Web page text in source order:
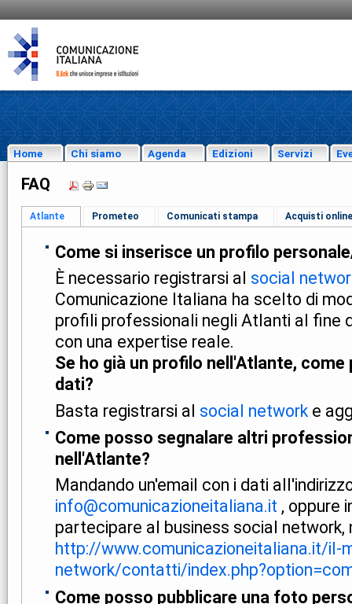
Home Chi siamo Agenda Edizioni Servizi
FAQ
Atlante Prometeo Comunicati stampa Acquisti online
Come si inserisce un profilo
È necessario registrarsi al social
Comunicazione Italiana ha scelto di
profili professionali negli Atlanti al fine
con una expertise reale.
Se ho già un profilo nell'Atlante,
dati?
Basta registrarsi al social network e
Come posso segnalare altri
nell'Atlante?
Mandando un'email con i dati
info@comunicazioneitaliana.it , oppure
partecipare al business social network,
http://www.comunicazioneitaliana.it/il-
network/contatti/
Come posso pubblicare una foto